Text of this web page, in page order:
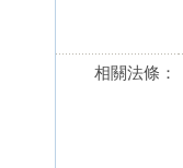
相關法條：